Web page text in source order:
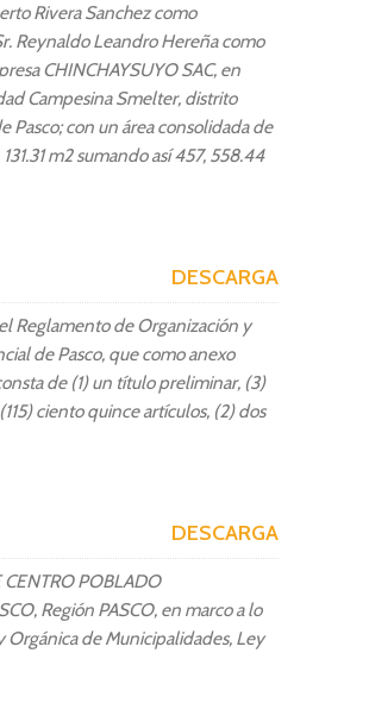
Rivera Sanchez como
Reynaldo Leandro Hereña como
CHINCHAYSUYO SAC, en
Campesina Smelter, distrito
con un área consolidada de
m2 sumando así 457, 558.44
DESCARGA
Reglamento de Organización y
de Pasco, que como anexo
de (1) un título preliminar, (3)
ciento quince artículos, (2) dos
DESCARGA
POBLADO
Región PASCO, en marco a lo
Orgánica de Municipalidades, Ley